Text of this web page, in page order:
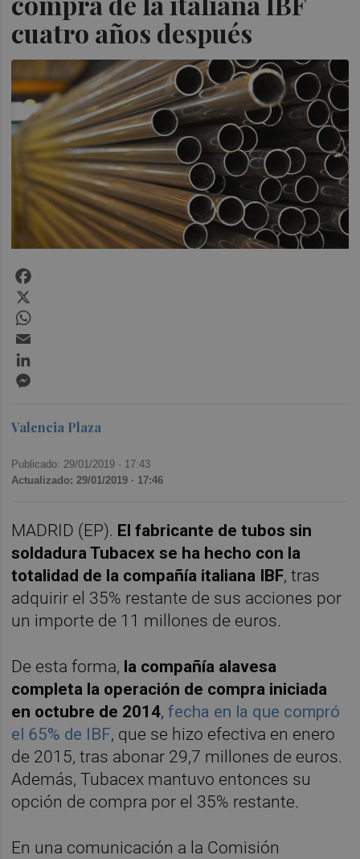
cuatro años después
Valencia Plaza
Publicado: 29/01/2019 · 17:43
Actualizado: 29/01/2019 · 17:46
MADRID (EP). El fabricante de tubos sin
soldadura Tubacex se ha hecho con la
totalidad de la compañía italiana IBF, tras
adquirir el 35% restante de sus acciones por
un importe de 11 millones de euros.
De esta forma, la compañía alavesa
completa la operación de compra iniciada
en octubre de 2014,fecha en la que compró
el 65% de IBF, que se hizo efectiva en enero
de 2015, tras abonar 29,7 millones de euros.
Además, Tubacex mantuvo entonces su
opción de compra por el 35% restante.
En una comunicación a la Comisión